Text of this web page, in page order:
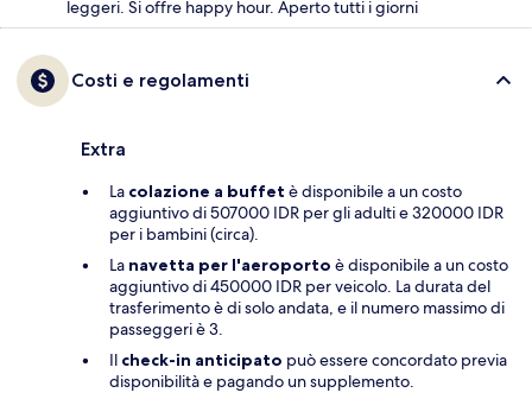
leggeri. Si offre happy hour. Aperto tutti i giorni
Costi e regolamenti
Extra
La colazione a buffet è disponibile a un costo
aggiuntivo di 507000 IDR per gli adulti e 320000 IDR
per i bambini (circa).
La navetta per l'aeroporto è disponibile a un costo
aggiuntivo di 450000 IDR per veicolo. La durata del
trasferimento è di solo andata, e il numero massimo di
passeggeri è 3.
Il check-in anticipato può essere concordato previa
disponibilità e pagando un supplemento.